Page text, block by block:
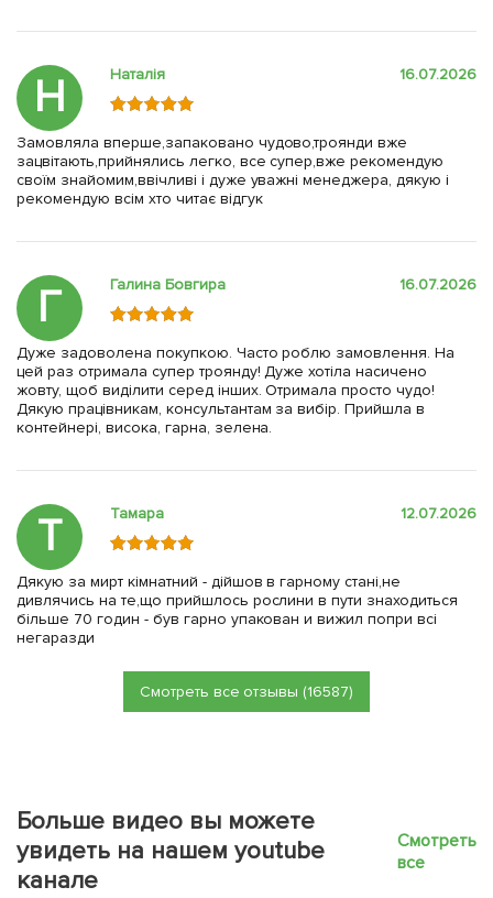
Н Наталія 16.07.2026
Замовляла вперше,запаковано чудово,троянди вже
зацвітають,прийнялись легко, все супер,вже рекомендую
своїм знайомим,ввічливі і дуже уважні менеджера, дякую і
рекомендую всім хто читає відгук
Г Галина Бовгира 16.07.2026
Дуже задоволена покупкою. Часто роблю замовлення. На
цей раз отримала супер троянду! Дуже хотіла насичено
жовту, щоб виділити серед інших. Отримала просто чудо!
Дякую працівникам, консультантам за вибір. Прийшла в
контейнері, висока, гарна, зелена.
Т Тамара 12.07.2026
Дякую за мирт кімнатний - дійшов в гарному стані,не
дивлячись на те,що прийшлось рослини в пути знаходиться
більше 70 годин - був гарно упакован и вижил попри всі
негаразди
Смотреть все отзывы (16587)
Больше видео вы можете
увидеть на нашем youtube
канале
Смотреть
все